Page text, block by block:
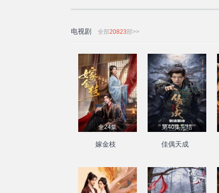
电视剧 全部20823部>>
全24集
嫁金枝
第40集完结
佳偶天成